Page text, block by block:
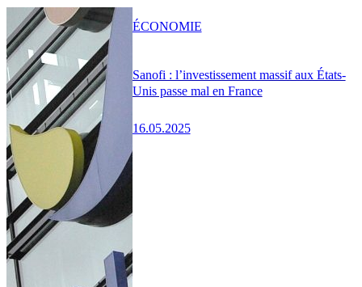
Sanofi : l’investissement massif aux États-
Unis passe mal en France
16.05.2025
ÉCONOMIE